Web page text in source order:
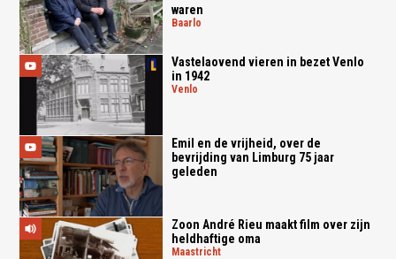
waren
baarlo
Vastelaovend vieren in bezet Venlo
in 1942
venlo
Emil en de vrijheid, over de
bevrijding van Limburg 75 jaar
geleden
Zoon André Rieu maakt film over zijn
heldhaftige oma
maastricht